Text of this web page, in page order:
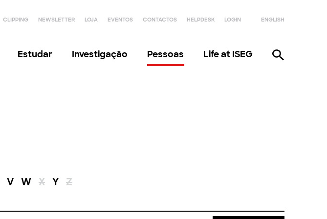
CLIPPING NEWSLETTER LOJA EVENTOS CONTACTOS HELPDESK LOGIN ENGLISH
Estudar Investigação Pessoas Life at ISEG
V W X Y Z